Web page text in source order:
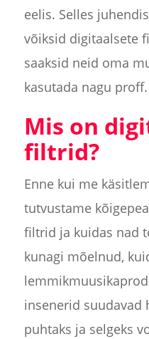
eelis. Selles
võiksid digitaalsete
saaksid neid oma
kasutada nagu proff.
Mis on
filtrid?
Enne kui me
tutvustame
filtrid ja kuidas nad
kunagi mõelnud,
insenerid suudavad
puhtaks ja selgeks